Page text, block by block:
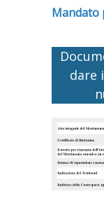
Mandato
dare